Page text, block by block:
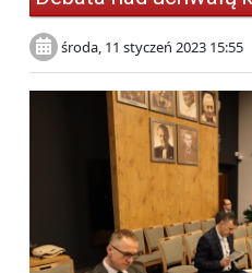
środa, 11 styczeń 2023 15:55